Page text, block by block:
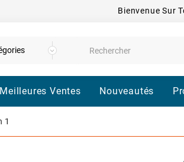
Bienvenue Sur
Meilleures Ventes Nouveautés
1